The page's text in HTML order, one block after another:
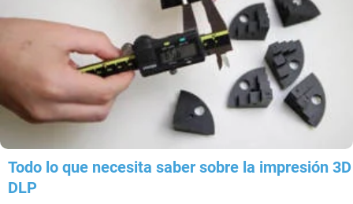
Todo lo que necesita saber sobre la impresión 3D
DLP